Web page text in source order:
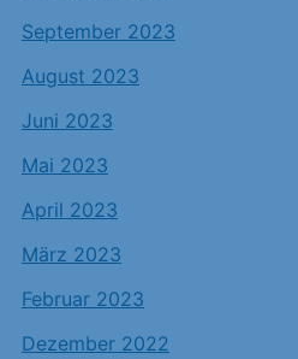
September 2023
August 2023
Juni 2023
Mai 2023
April 2023
März 2023
Februar 2023
Dezember 2022